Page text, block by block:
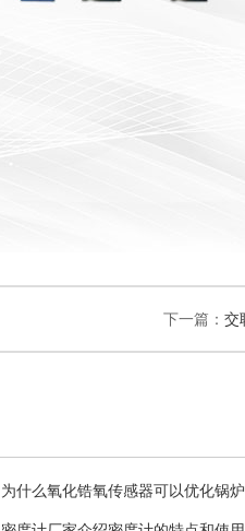
下一篇： 交
为什么氧化锆氧传感器可以优化锅炉